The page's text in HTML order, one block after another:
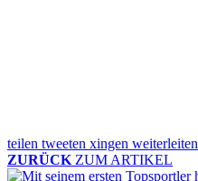
teilen tweeten xingen weiterleiten
ZURÜCK ZUM ARTIKEL